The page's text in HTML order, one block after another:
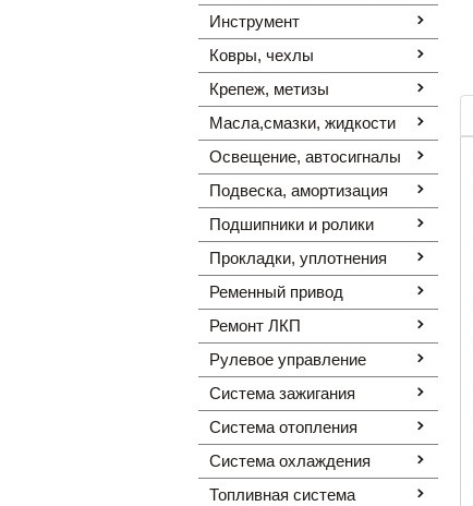
Инструмент
Ковры, чехлы
Крепеж, метизы
Масла,смазки, жидкости
Освещение, автоcигналы
Подвеска, амортизация
Подшипники и ролики
Прокладки, уплотнения
Ременный привод
Ремонт ЛКП
Рулевое управление
Система зажигания
Система отопления
Система охлаждения
Топливная система